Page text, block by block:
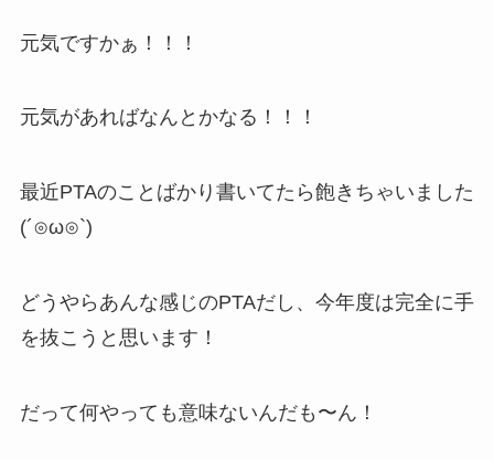
元気ですかぁ！！！
元気があればなんとかなる！！！
最近PTAのことばかり書いてたら飽きちゃいました
(´⊙ω⊙`)
どうやらあんな感じのPTAだし、今年度は完全に手
を抜こうと思います！
だって何やっても意味ないんだも〜ん！